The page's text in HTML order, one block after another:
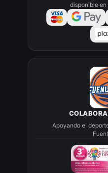
disponible en
Apoyando el